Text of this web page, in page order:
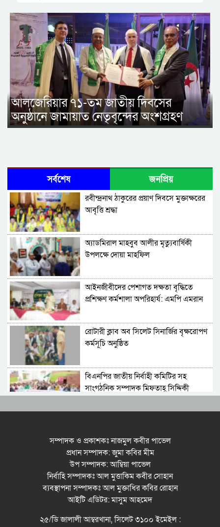
আলজেরিয়ার ৭১-তম জাতীয় দিবসের
অনুষ্ঠানে জামায়াত নেতৃবৃন্দের অংশগ্রহণ
সর্বশেষ জনপ্রিয়
রবীন্দ্রনাথ ঠাকুরের প্রয়াণ দিবসে মুক্তাক্ষরের
আবৃত্তি শ্রদ্ধা
অ্যাডমিরাল মাহবুব আলীর মৃত্যুবার্ষিকী
উপলক্ষে দোয়া মাহফিল
‎আইনজীবীদের পেশাগত দক্ষতা বৃদ্ধিতে
প্রশিক্ষণ কর্মশালা অপরিহার্য: এমপি এমরান
রোটারী ক্লাব অব সিলেট সিনার্জির বৃক্ষরোপণ
কর্মসূচি অনুষ্ঠিত
বিএনপির জাতীয় নির্বাহী কমিটির সহ
সাংগঠনিক সম্পাদক মিফতাহ্ সিদ্দিকী
ইসলাম বলেছেন
সিলেটে গ্যাস সংকট নিয়ে যা বলল
জালালাবাদ
অঙ্গীকারে নতুন দিগন্তে মেট্রোপলিটন
সম্পাদক ও প্রকাশকঃ নাজমুল কবীর পাভেল
প্রধান সম্পাদক: জুমা কবির মীম
উপ সম্পাদক: আম্বিয়া পাভেল
নির্বাহি সম্পাদকঃ আল মুত্তাকিম কবীর সোহান
ব্যবস্থাপনা সম্পাদকঃ আল মুক্তাধির কবির রোহান
আইটি এডিটর: মাসুম আহমেদ
২৫/ডি জালালী আম্বরখানা, সিলেট ৩১০০ ইমেইল :